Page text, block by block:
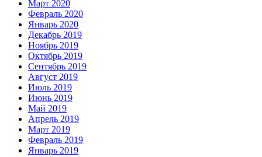
Март 2020
Февраль 2020
Январь 2020
Декабрь 2019
Ноябрь 2019
Октябрь 2019
Сентябрь 2019
Август 2019
Июль 2019
Июнь 2019
Май 2019
Апрель 2019
Март 2019
Февраль 2019
Январь 2019